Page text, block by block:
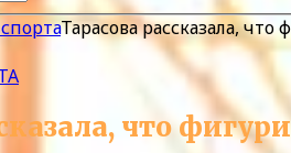
Тарасова рассказала,
что